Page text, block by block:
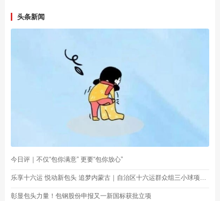
头条新闻
今日评｜不仅“包你满意” 更要“包你放心”
乐享十六运 悦动新包头 追梦内蒙古｜自治区十六运群众组三小球项目选拔赛开赛
彰显包头力量！包钢股份申报又一新国标获批立项